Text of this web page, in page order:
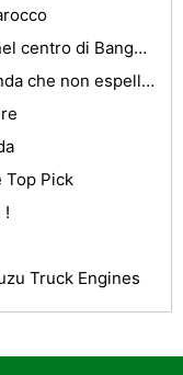
Il Swissotel Nai Lert Park Hotel nel centro di Bangkok
Come riparare un lettore CD Honda che non espelle un disco
Top Pick
!
Truck Engines